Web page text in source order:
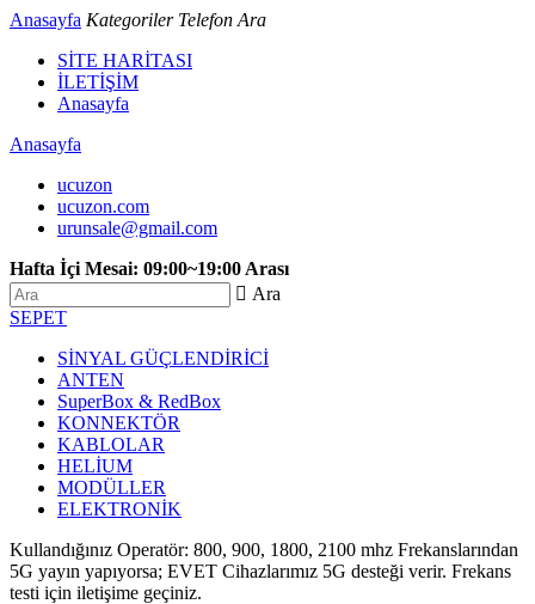
Anasayfa Kategoriler Telefon Ara
SİTE HARİTASI
İLETİŞİM
Anasayfa
Anasayfa
ucuzon
ucuzon.com
urunsale@gmail.com
Hafta İçi Mesai: 09:00~19:00 Arası
 Ara
SEPET
SİNYAL GÜÇLENDİRİCİ
ANTEN
SuperBox & RedBox
KONNEKTÖR
KABLOLAR
HELİUM
MODÜLLER
ELEKTRONİK
Kullandığınız Operatör: 800, 900, 1800, 2100 mhz Frekanslarından
5G yayın yapıyorsa; EVET Cihazlarımız 5G desteği verir. Frekans
testi için iletişime geçiniz.